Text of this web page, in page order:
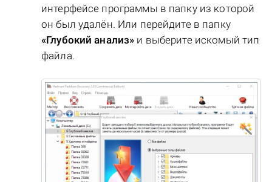
интерфейсе программы в папку из которой
он был удалён. Или перейдите в папку
«Глубокий анализ» и выберите искомый тип
файла.